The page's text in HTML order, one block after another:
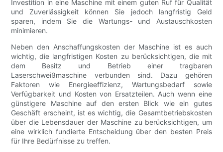
Investition in eine Maschine mit einem guten Ruf für Qualität
und Zuverlässigkeit können Sie jedoch langfristig Geld
sparen, indem Sie die Wartungs- und Austauschkosten
minimieren.
Neben den Anschaffungskosten der Maschine ist es auch
wichtig, die langfristigen Kosten zu berücksichtigen, die mit
dem Besitz und Betrieb einer tragbaren
Laserschweißmaschine verbunden sind. Dazu gehören
Faktoren wie Energieeffizienz, Wartungsbedarf sowie
Verfügbarkeit und Kosten von Ersatzteilen. Auch wenn eine
günstigere Maschine auf den ersten Blick wie ein gutes
Geschäft erscheint, ist es wichtig, die Gesamtbetriebskosten
über die Lebensdauer der Maschine zu berücksichtigen, um
eine wirklich fundierte Entscheidung über den besten Preis
für Ihre Bedürfnisse zu treffen.